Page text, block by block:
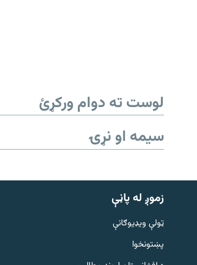
لوست ته دوام ورکړئ
سیمه او نړۍ
زموږ له پاڼې
ټولې ویډیوګانې
پښتونخوا